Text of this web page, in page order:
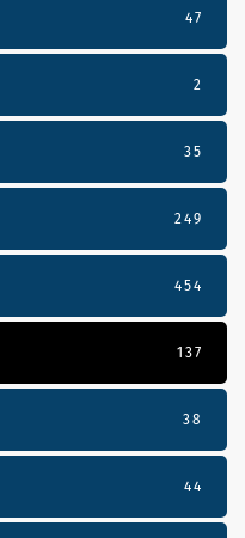
47
2
35
249
454
137
38
44